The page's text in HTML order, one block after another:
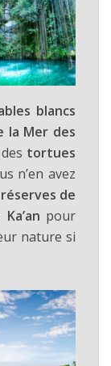
blancs
la Mer des
tortues
n’en avez
réserves de
Ka’an pour
nature si